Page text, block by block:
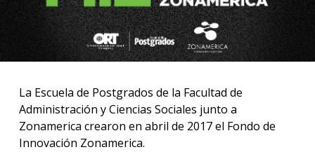
La Escuela de Postgrados de la Facultad de
Administración y Ciencias Sociales junto a
Zonamerica crearon en abril de 2017 el Fondo de
Innovación Zonamerica.